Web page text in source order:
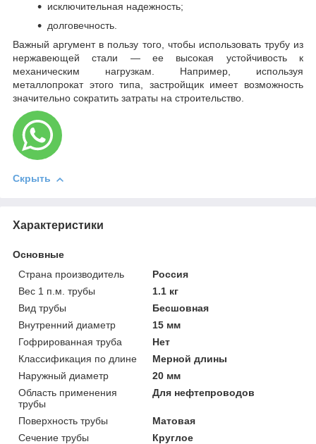
исключительная надежность;
долговечность.
Важный аргумент в пользу того, чтобы использовать трубу из
нержавеющей стали — ее высокая устойчивость к
механическим нагрузкам. Например, используя
металлопрокат этого типа, застройщик имеет возможность
значительно сократить затраты на строительство.
Скрыть
Характеристики
Основные
Страна производитель
Россия
Вес 1 п.м. трубы
1.1 кг
Вид трубы
Бесшовная
Внутренний диаметр
15 мм
Гофрированная труба
Нет
Классификация по длине
Мерной длины
Наружный диаметр
20 мм
Область применения
трубы
Для нефтепроводов
Поверхность трубы
Матовая
Сечение трубы
Круглое